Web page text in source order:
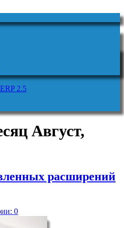
2.5
Август,
расширений
0